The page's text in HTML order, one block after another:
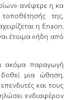
ανέφερε η κα
της,
η Enaon,
έτοιμα «ήδη από
ακόμα παραγωγή
δοθεί μια ώθηση,
και τους
ενδιαφέρον